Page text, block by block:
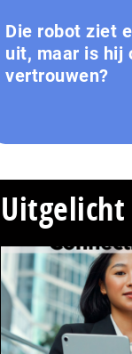
Die robot ziet
uit, maar is hij
vertrouwen?
Uitgelicht